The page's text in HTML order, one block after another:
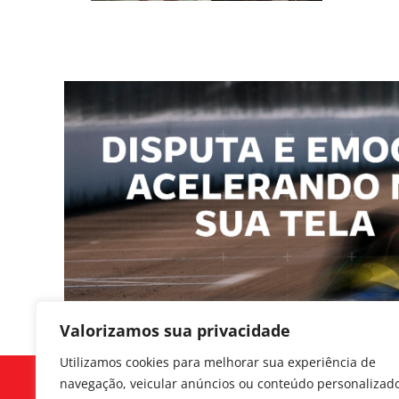
Valorizamos sua privacidade
Utilizamos cookies para melhorar sua experiência de
navegação, veicular anúncios ou conteúdo